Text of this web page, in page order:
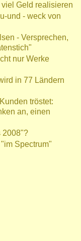
Geld realisieren
und - weck von
- Versprechen,
nur Werke
in 77 Ländern
tröstet:
an, einen
2008"?
Spectrum"